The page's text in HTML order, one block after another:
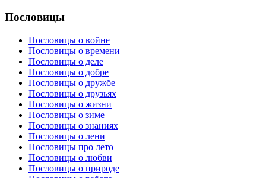
Пословицы
Пословицы о войне
Пословицы о времени
Пословицы о деле
Пословицы о добре
Пословицы о дружбе
Пословицы о друзьях
Пословицы о жизни
Пословицы о зиме
Пословицы о знаниях
Пословицы о лени
Пословицы про лето
Пословицы о любви
Пословицы о природе